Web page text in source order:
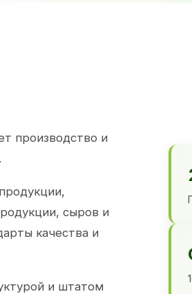
производство и
сыров и
качества и
и штатом